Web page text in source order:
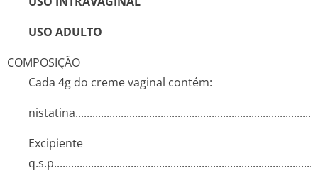
USO ADULTO
COMPOSIÇÃO
Cada 4g do creme vaginal contém:
Excipiente